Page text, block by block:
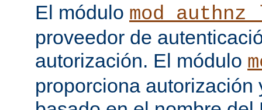
El módulo
proveedor de
autorización. El módulo
proporciona autorización